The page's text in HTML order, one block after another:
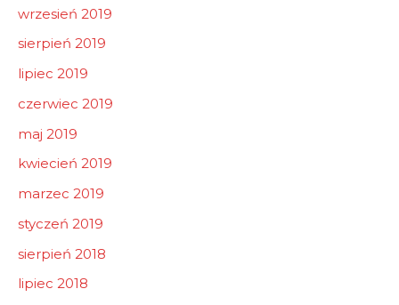
wrzesień 2019
sierpień 2019
lipiec 2019
czerwiec 2019
maj 2019
kwiecień 2019
marzec 2019
styczeń 2019
sierpień 2018
lipiec 2018